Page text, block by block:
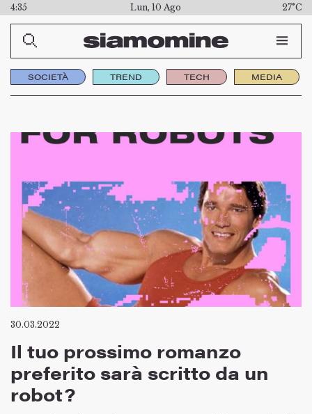
4:35 Lun, 10 Ago 27°C
SOCIETÀ TREND TECH MEDIA
30.03.2022
Il tuo prossimo romanzo
preferito sarà scritto da un
robot?